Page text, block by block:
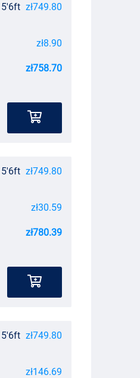
5'6ft zł749.80
zł8.90
zł758.70
5'6ft zł749.80
zł30.59
zł780.39
5'6ft zł749.80
zł146.69